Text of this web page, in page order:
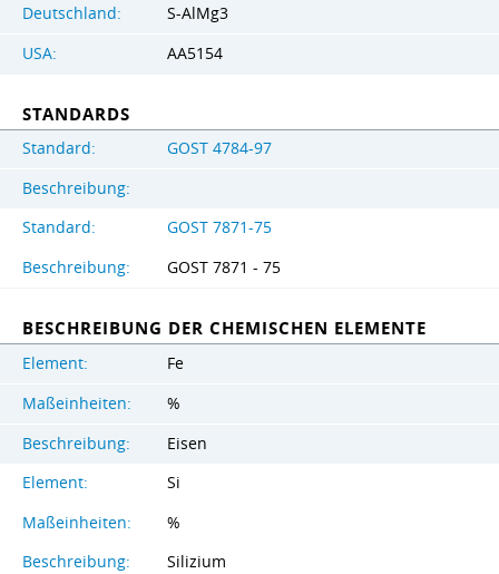
Deutschland:
S-AlMg3
USA:
AA5154
STANDARDS
Standard:
GOST 4784-97
Beschreibung:
Standard:
GOST 7871-75
Beschreibung:
GOST 7871 - 75
BESCHREIBUNG DER CHEMISCHEN ELEMENTE
Element:
Fe
Maßeinheiten:
%
Beschreibung:
Eisen
Element:
Si
Maßeinheiten:
%
Beschreibung:
Silizium